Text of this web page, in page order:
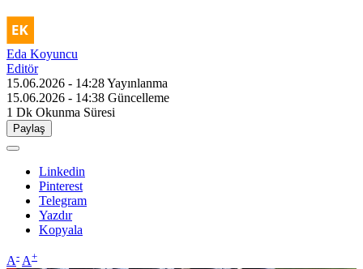
Eda Koyuncu
Editör
15.06.2026 - 14:28Yayınlanma
15.06.2026 - 14:38 Güncelleme
1 Dk Okunma Süresi
Paylaş
Linkedin
Pinterest
Telegram
Yazdır
Kopyala
A- A+